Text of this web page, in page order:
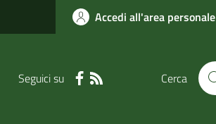
Accedi all'area personale
Seguici su Cerca